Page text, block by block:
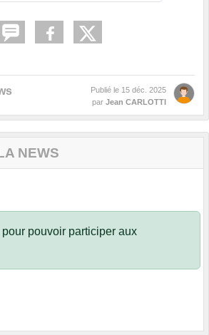
Publié le 15 déc. 2025
par Jean CARLOTTI
NEWS
pour pouvoir participer aux